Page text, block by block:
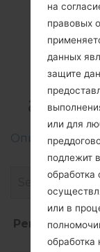
Описание
Регион
на
правовых
данных
защите
или для
подлежит
обработка
или в
обработка